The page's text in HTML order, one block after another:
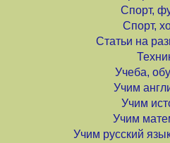
Спорт,
Спорт,
Статьи на
Учеба,
Учим
Учим
Учим
Учим русский